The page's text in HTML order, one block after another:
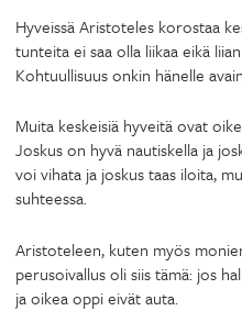
Hyveissä Aristoteles korostaa
tunteita ei saa olla liikaa eikä
Kohtuullisuus onkin hänelle
Muita keskeisiä hyveitä ovat
Joskus on hyvä nautiskella ja
voi vihata ja joskus taas iloita,
suhteessa.
Aristoteleen, kuten myös
perusoivallus oli siis tämä: jos
ja oikea oppi eivät auta.